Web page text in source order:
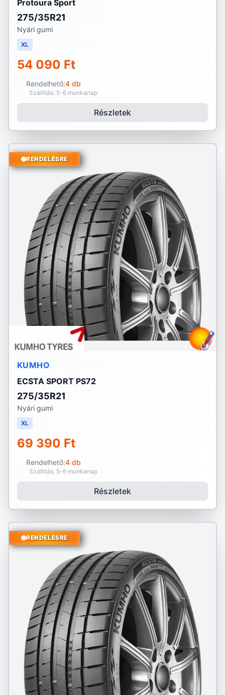
Protoura Sport
275/35R21
Nyári gumi
XL
54 090 Ft
Rendelhető:4 db
Szállítás: 5-6 munkanap
Részletek
RENDELÉSRE
KUMHO
ECSTA SPORT PS72
275/35R21
Nyári gumi
XL
69 390 Ft
Rendelhető:4 db
Szállítás: 5-6 munkanap
Részletek
RENDELÉSRE